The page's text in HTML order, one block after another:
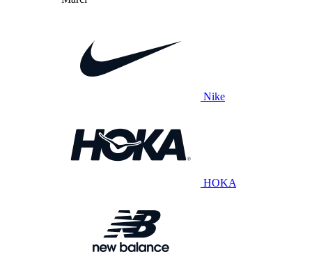
Nike
HOKA